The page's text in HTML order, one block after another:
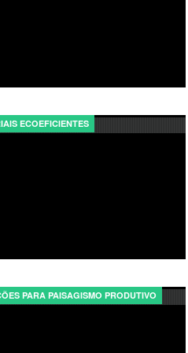
ECOEFICIENTES
PARA PAISAGISMO PRODUTIVO